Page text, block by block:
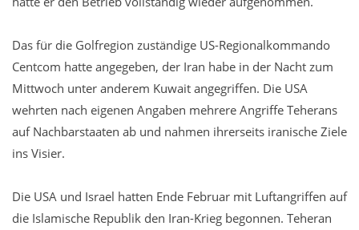
Das für die Golfregion zuständige US-Regionalkommando
Centcom hatte angegeben, der Iran habe in der Nacht zum
Mittwoch unter anderem Kuwait angegriffen. Die USA
wehrten nach eigenen Angaben mehrere Angriffe Teherans
auf Nachbarstaaten ab und nahmen ihrerseits iranische Ziele
ins Visier.
Die USA und Israel hatten Ende Februar mit Luftangriffen auf
die Islamische Republik den Iran-Krieg begonnen. Teheran